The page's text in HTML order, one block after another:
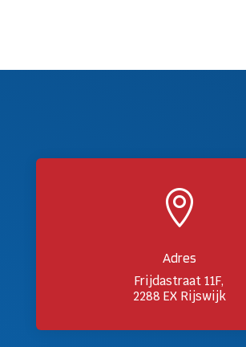

Adres
Frijdastraat 11F,
2288 EX Rijswijk